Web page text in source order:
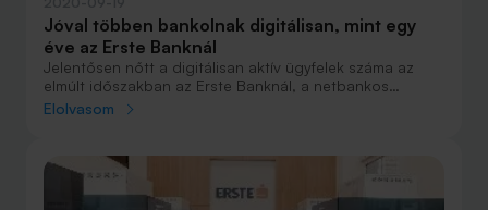
Jóval többen bankolnak digitálisan, mint egy
éve az Erste Banknál
Jelentősen nőtt a digitálisan aktív ügyfelek száma az
elmúlt időszakban az Erste Banknál, a netbankos
tranzakciók mennyisége az egy évvel korábbi ötödével
szokások is: a bankfiókok ügyfélforgalma 10 százalékkal
csökkent a koronavírus-járvány előttihez képest, a
pénztárak helyett pedig mind többen használják az ATM-
Elolvasom